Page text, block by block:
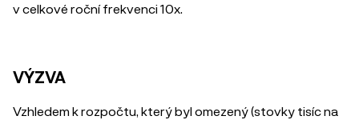
v celkové roční frekvenci 10x.
VÝZVA
Vzhledem k rozpočtu, který byl omezený (stovky tisíc na